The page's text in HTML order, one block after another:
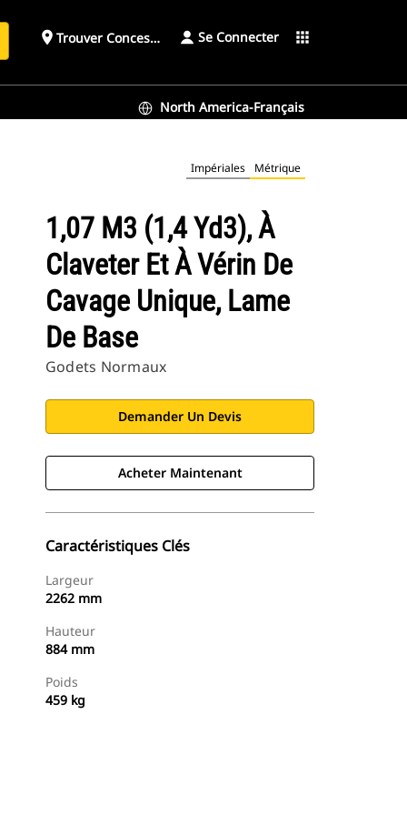
place Trouver ConcessionnaireSe Connecter apps
North America-Français
Impériales Métrique
1,07 M3 (1,4 Yd3), À
Claveter Et À Vérin De
Cavage Unique, Lame
De Base
Godets Normaux
Demander Un Devis
Acheter Maintenant
Caractéristiques Clés
Largeur
2262 mm
Hauteur
884 mm
Poids
459 kg